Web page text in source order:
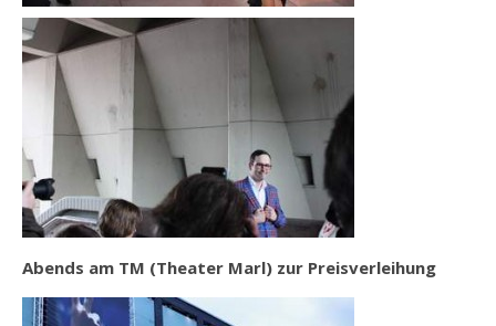
Abends am TM (Theater Marl) zur Preisverleihung